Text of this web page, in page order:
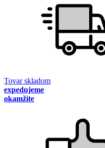
Tovar skladom
expedujeme
okamžite